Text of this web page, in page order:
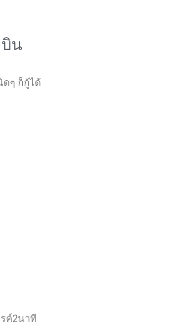
น
ดๆ ก็กู้ได้
ค์2นาที